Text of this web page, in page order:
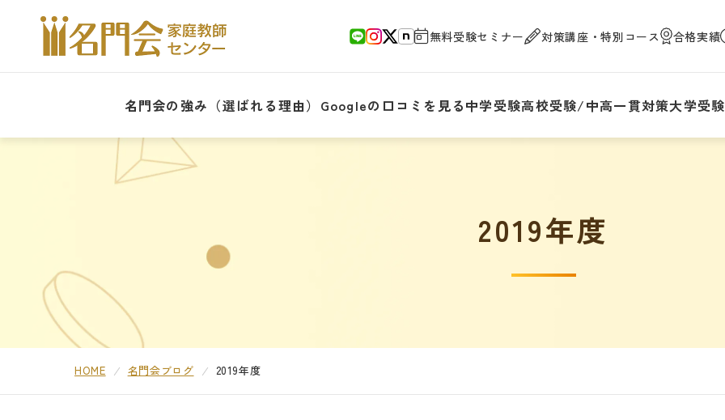
無料受験セミナー 対策講座・特別コース 合格実績
名門会の強み（選ばれる理由） Googleの口コミを見る中学受験高校受験/中高一貫対策大学受験
2019年度
HOME 名門会ブログ 2019年度